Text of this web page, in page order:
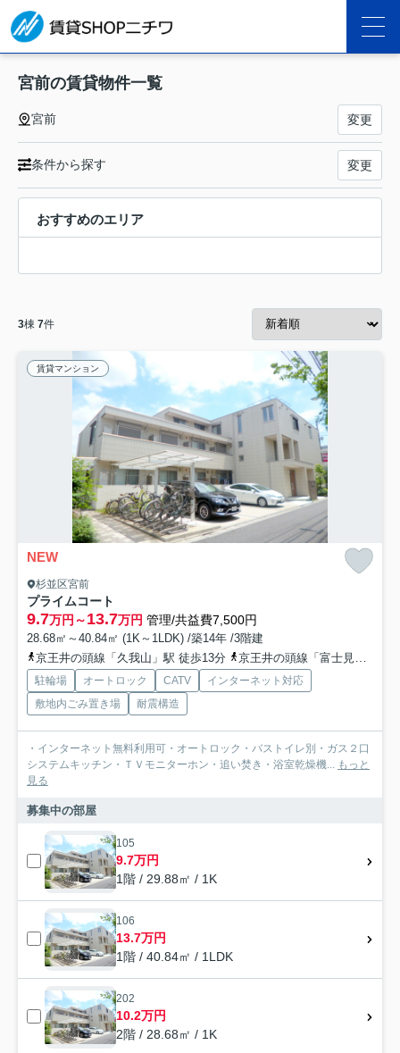
宮前の賃貸物件一覧
宮前 変更
条件から探す 変更
おすすめのエリア
3棟 7件
賃貸マンション
NEW
杉並区宮前
プライムコート
9.7万円～13.7万円 管理/共益費7,500円
28.68㎡～40.84㎡ (1K～1LDK) /築14年 /3階建
京王井の頭線「久我山」駅 徒歩13分
京王井の頭線「富士見ヶ丘」駅 徒歩14分
駐輪場 オートロック CATV
インターネット対応
敷地内ごみ置き場
耐震構造
・インターネット無料利用可・オートロック・バストイレ別・ガス２口
システムキッチン・ＴＶモニターホン・追い焚き・浴室乾燥機...
もっと
見る
募集中の部屋
105
9.7万円
1階 / 29.88㎡ / 1K
106
13.7万円
1階 / 40.84㎡ / 1LDK
202
10.2万円
2階 / 28.68㎡ / 1K